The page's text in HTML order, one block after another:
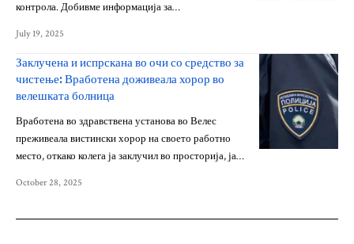
контрола. Добивме информација за…
July 19, 2025
Заклучена и испрскана во очи со средство за
чистење: Вработена доживеала хорор во
велешката болница
Вработена во здравствена установа во Велес
преживеала вистински хорор на своето работно
место, откако колега ја заклучил во просторија, ја…
October 28, 2025